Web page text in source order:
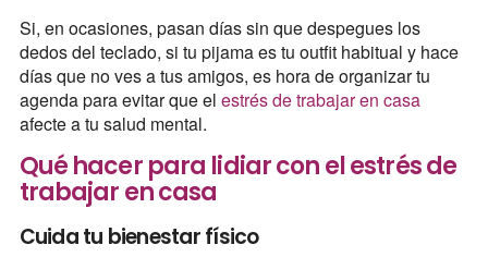
Si, en ocasiones, pasan días sin que despegues los
dedos del teclado, si tu pijama es tu outfit habitual y hace
días que no ves a tus amigos, es hora de organizar tu
agenda para evitar que el estrés de trabajar en casa
afecte a tu salud mental.
Qué hacer para lidiar con el estrés de
trabajar en casa
Cuida tu bienestar físico